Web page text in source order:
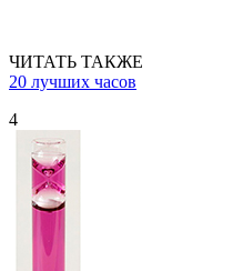
ЧИТАТЬ ТАКЖЕ
20 лучших часов
4